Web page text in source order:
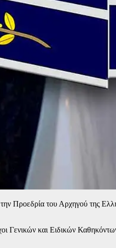
Προεδρία του Αρχηγού της
Γενικών και Ειδικών